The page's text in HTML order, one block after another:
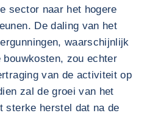
sector naar het hogere
De daling van het
waarschijnlijk
zou echter
van de activiteit op
zal de groei van het
sterke herstel dat na de